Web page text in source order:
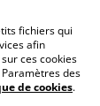
fichiers qui
afin
ces cookies
des
de cookies.